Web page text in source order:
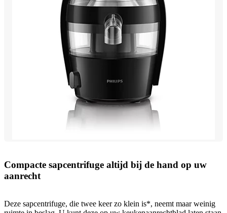
Compacte sapcentrifuge altijd bij de hand op uw
aanrecht
Deze sapcentrifuge, die twee keer zo klein is*, neemt maar weinig